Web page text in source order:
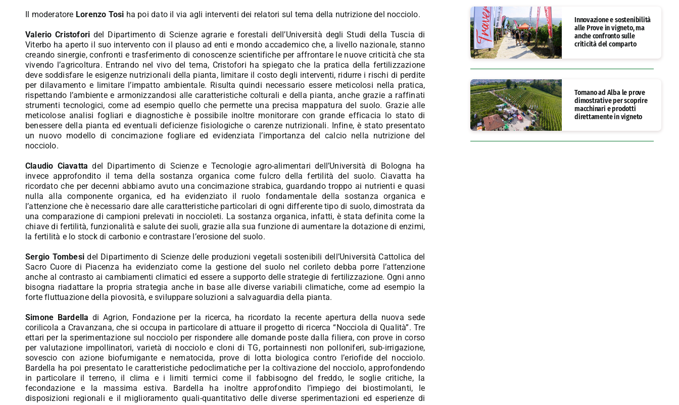
Il moderatore Lorenzo Tosi ha poi dato il via agli interventi dei relatori sul tema della nutrizione del nocciolo.
Valerio Cristofori del Dipartimento di Scienze agrarie e forestali dell’Università degli Studi della Tuscia di
Viterbo ha aperto il suo intervento con il plauso ad enti e mondo accademico che, a livello nazionale, stanno
creando sinergie, confronti e trasferimento di conoscenze scientifiche per affrontare le nuove criticità che sta
vivendo l’agricoltura. Entrando nel vivo del tema, Cristofori ha spiegato che la pratica della fertilizzazione
deve soddisfare le esigenze nutrizionali della pianta, limitare il costo degli interventi, ridurre i rischi di perdite
per dilavamento e limitare l’impatto ambientale. Risulta quindi necessario essere meticolosi nella pratica,
rispettando l’ambiente e armonizzandosi alle caratteristiche colturali e della pianta, anche grazie a raffinati
strumenti tecnologici, come ad esempio quello che permette una precisa mappatura del suolo. Grazie alle
meticolose analisi fogliari e diagnostiche è possibile inoltre monitorare con grande efficacia lo stato di
benessere della pianta ed eventuali deficienze fisiologiche o carenze nutrizionali. Infine, è stato presentato
un nuovo modello di concimazione fogliare ed evidenziata l’importanza del calcio nella nutrizione del
nocciolo.
Claudio Ciavatta del Dipartimento di Scienze e Tecnologie agro-alimentari dell’Università di Bologna ha
invece approfondito il tema della sostanza organica come fulcro della fertilità del suolo. Ciavatta ha
ricordato che per decenni abbiamo avuto una concimazione strabica, guardando troppo ai nutrienti e quasi
nulla alla componente organica, ed ha evidenziato il ruolo fondamentale della sostanza organica e
l’attenzione che è necessario dare alle caratteristiche particolari di ogni differente tipo di suolo, dimostrata da
una comparazione di campioni prelevati in noccioleti. La sostanza organica, infatti, è stata definita come la
chiave di fertilità, funzionalità e salute dei suoli, grazie alla sua funzione di aumentare la dotazione di enzimi,
la fertilità e lo stock di carbonio e contrastare l’erosione del suolo.
Sergio Tombesi del Dipartimento di Scienze delle produzioni vegetali sostenibili dell’Università Cattolica del
Sacro Cuore di Piacenza ha evidenziato come la gestione del suolo nel corileto debba porre l’attenzione
anche al contrasto ai cambiamenti climatici ed essere a supporto delle strategie di fertilizzazione. Ogni anno
bisogna riadattare la propria strategia anche in base alle diverse variabili climatiche, come ad esempio la
forte fluttuazione della piovosità, e sviluppare soluzioni a salvaguardia della pianta.
Simone Bardella di Agrion, Fondazione per la ricerca, ha ricordato la recente apertura della nuova sede
corilicola a Cravanzana, che si occupa in particolare di attuare il progetto di ricerca “Nocciola di Qualità”. Tre
ettari per la sperimentazione sul nocciolo per rispondere alle domande poste dalla filiera, con prove in corso
per valutazione impollinatori, varietà di nocciolo e cloni di TG, portainnesti non polloniferi, sub-irrigazione,
sovescio con azione biofumigante e nematocida, prove di lotta biologica contro l’eriofide del nocciolo.
Bardella ha poi presentato le caratteristiche pedoclimatiche per la coltivazione del nocciolo, approfondendo
in particolare il terreno, il clima e i limiti termici come il fabbisogno del freddo, le soglie critiche, la
fecondazione e la massima estiva. Bardella ha inoltre approfondito l’impiego dei biostimolanti, le
disposizioni regionali e il miglioramento quali-quantitativo delle diverse sperimentazioni ed esperienze di
Innovazione e sostenibilità
alle Prove in vigneto, ma
anche confronto sulle
criticità del comparto
Tornano ad Alba le prove
dimostrative per scoprire
macchinari e prodotti
direttamente in vigneto